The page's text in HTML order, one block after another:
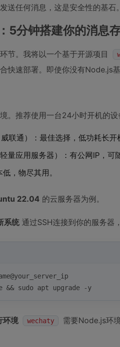
送任何消息，这是安全性的基石
5分钟搭建你的消息
节。我将以一个基于开源项目
快速部署。即使你没有Node.js
。推荐使用一台24小时开机的
威联通）：最佳选择，低功耗长开
轻量应用服务器）：有公网IP，可
低，物尽其用。
22.04 的云服务器为例。
系统通过SSH连接到你的服务器
&& sudo apt upgrade -y
环境 wechaty
需要Node.js环